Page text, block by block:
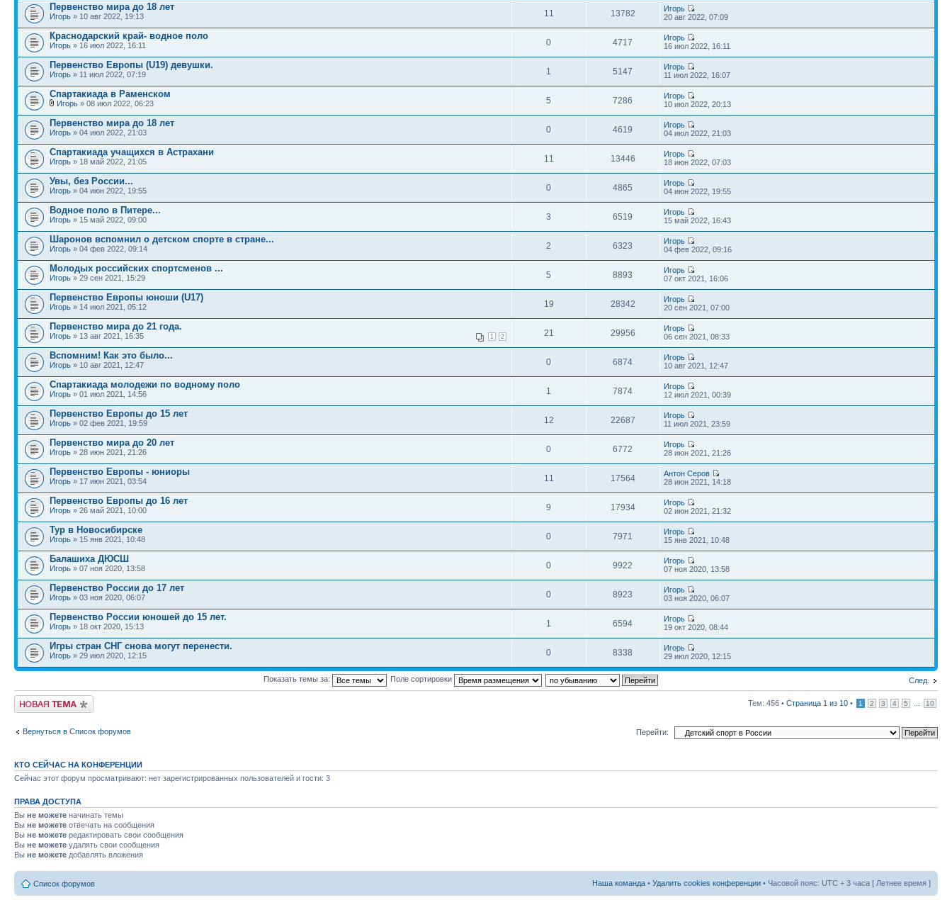
Первенство мира до 18 лет
Игорь » 10 авг 2022, 19:13 11 13782
Игорь
20 авг 2022, 07:09
Краснодарский край- водное поло
Игорь » 16 июл 2022, 16:11 0 4717
Игорь
16 июл 2022, 16:11
Первенство Европы (U19) девушки.
Игорь » 11 июл 2022, 07:19 1 5147
Игорь
11 июл 2022, 16:07
Спартакиада в Раменском
Игорь » 08 июл 2022, 06:23 5 7286
Игорь
10 июл 2022, 20:13
Первенство мира до 18 лет
Игорь » 04 июл 2022, 21:03 0 4619
Игорь
04 июл 2022, 21:03
Спартакиада учащихся в Астрахани
Игорь » 18 май 2022, 21:05 11 13446
Игорь
18 июн 2022, 07:03
Увы, без России...
Игорь » 04 июн 2022, 19:55 0 4865
Игорь
04 июн 2022, 19:55
Водное поло в Питере...
Игорь » 15 май 2022, 09:00 3 6519
Игорь
15 май 2022, 16:43
Шаронов вспомнил о детском спорте в стране...
Игорь » 04 фев 2022, 09:14 2 6323
Игорь
04 фев 2022, 09:16
Молодых российских спортсменов ...
Игорь » 29 сен 2021, 15:29 5 8893
Игорь
07 окт 2021, 16:06
Первенство Европы юноши (U17)
Игорь » 14 июл 2021, 05:12 19 28342
Игорь
20 сен 2021, 07:00
Первенство мира до 21 года.
1 2
Игорь » 13 авг 2021, 16:35 21 29956
Игорь
06 сен 2021, 08:33
Вспомним! Как это было...
Игорь » 10 авг 2021, 12:47 0 6874
Игорь
10 авг 2021, 12:47
Спартакиада молодежи по водному поло
Игорь » 01 июл 2021, 14:56 1 7874
Игорь
12 июл 2021, 00:39
Первенство Европы до 15 лет
Игорь » 02 фев 2021, 19:59 12 22687
Игорь
11 июл 2021, 23:59
Первенство мира до 20 лет
Игорь » 28 июн 2021, 21:26 0 6772
Игорь
28 июн 2021, 21:26
Первенство Европы - юниоры
Игорь » 17 июн 2021, 03:54 11 17564
Антон Серов
28 июн 2021, 14:18
Первенство Европы до 16 лет
Игорь » 26 май 2021, 10:00 9 17934
Игорь
02 июн 2021, 21:32
Тур в Новосибирске
Игорь » 15 янв 2021, 10:48 0 7971
Игорь
15 янв 2021, 10:48
Балашиха ДЮСШ
Игорь » 07 ноя 2020, 13:58 0 9922
Игорь
07 ноя 2020, 13:58
Первенство России до 17 лет
Игорь » 03 ноя 2020, 06:07 0 8923
Игорь
03 ноя 2020, 06:07
Первенство России юношей до 15 лет.
Игорь » 18 окт 2020, 15:13 1 6594
Игорь
19 окт 2020, 08:44
Игры стран СНГ снова могут перенести.
Игорь » 29 июл 2020, 12:15 0 8338
Игорь
29 июл 2020, 12:15
След.
Показать темы за: Поле сортировки
Новая тема Тем: 456 • Страница 1 из 10 • 1 2 3 4 5 10
Вернуться в Список форумов Перейти:
КТО СЕЙЧАС НА КОНФЕРЕНЦИИ
Сейчас этот форум просматривают: нет зарегистрированных пользователей и гости: 3
ПРАВА ДОСТУПА
Вы не можете начинать темы
Вы не можете отвечать на сообщения
Вы не можете редактировать свои сообщения
Вы не можете удалять свои сообщения
Вы не можете добавлять вложения
Список форумов Наша команда • Удалить cookies конференции • Часовой пояс: UTC + 3 часа [ Летнее время ]